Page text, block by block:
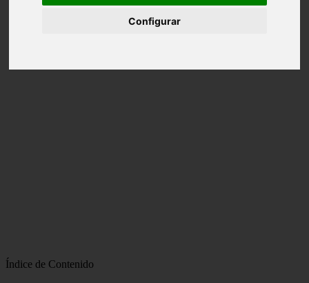
Configurar
Índice de Contenido